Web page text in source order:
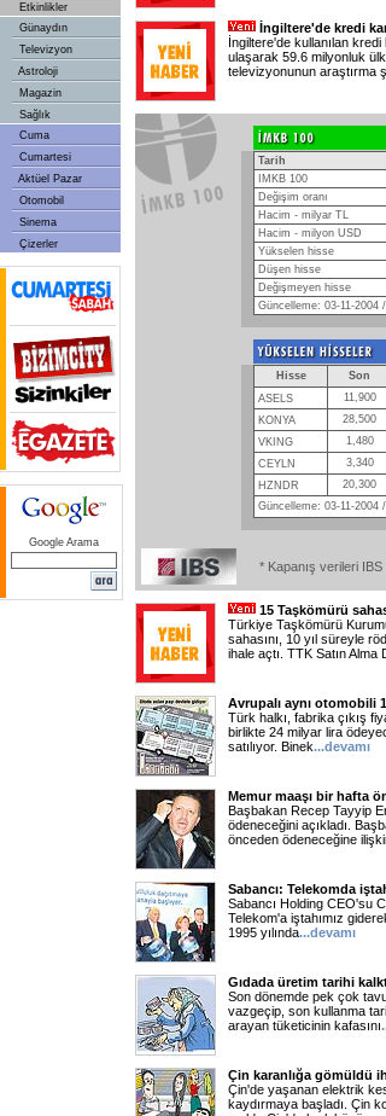
Etkinlikler
Günaydın
Televizyon
Astroloji
Magazin
Sağlık
Cuma
Cumartesi
Aktüel Pazar
Otomobil
Sinema
Çizerler
Google Arama
İngiltere'de kredi
İngiltere'de kullanılan
ulaşarak 59.6 milyonluk
televizyonunun araştırma
Tarih
IMKB 100
Değişim oranı
Hacim - milyar TL
Hacim - milyon USD
Yükselen hisse
Düşen hisse
Değişmeyen hisse
Güncelleme: 03-11-2004
Hisse Son
ASELS
11,900
KONYA
28,500
VKING
1,480
CEYLN
3,340
HZNDR
20,300
Güncelleme: 03-11-2004
* Kapanış verileri IBS
15 Taşkömürü
Türkiye Taşkömürü
sahasını, 10 yıl süreyle
ihale açtı. TTK Satın Alma
Avrupalı aynı otomobili
Türk halkı, fabrika çıkış
birlikte 24 milyar lira
satılıyor. Binek...devamı
Memur maaşı bir hafta
Başbakan Recep Tayyip
ödeneceğini açıkladı.
önceden ödeneceğine
Sabancı: Telekomda
Sabancı Holding CEO'su
Telekom'a iştahımız
1995 yılında...devamı
Gıdada üretim tarihi
Son dönemde pek çok
vazgeçip, son kullanma
arayan tüketicinin kafasını
Çin karanlığa gömüldü
Çin'de yaşanan elektrik
kaydırmaya başladı. Çin